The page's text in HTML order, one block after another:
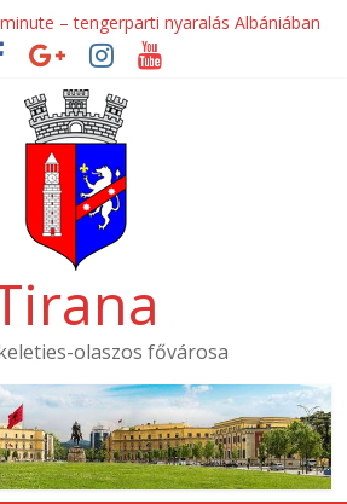
– tengerparti nyaralás Albániában
Hotel ****
Albania Hotel *****
Hotel ****
International Hotel ****
olaszos fővárosa